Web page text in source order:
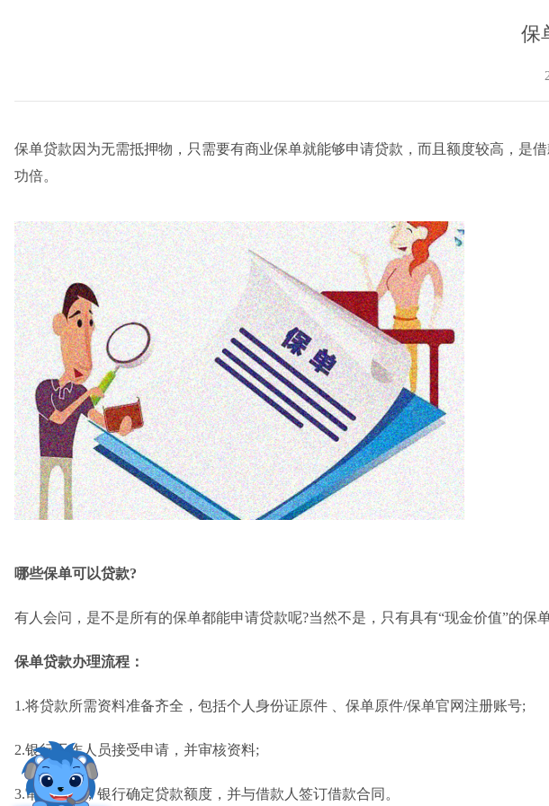
保
保单贷款因为无需抵押物，只需要有商业保单就能够申请贷款，而且额度较高，是
功倍。
哪些保单可以贷款?
有人会问，是不是所有的保单都能申请贷款呢?当然不是，只有具有“现金价值”的保
保单贷款办理流程：
1.将贷款所需资料准备齐全，包括个人身份证原件 、保单原件/保单官网注册账号;
2.银行工作人员接受申请，并审核资料;
3.审核通过，银行确定贷款额度，并与借款人签订借款合同。